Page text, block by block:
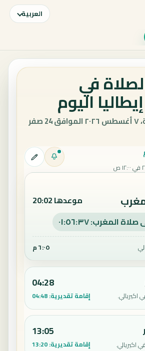
العربية
في
اليوم
تاريخ اليوم: الجمعة، ٧ أغسطس ٢٠٢٦ الموافق 24 صفر
موعدها 20:02
المغرب: ٠١:٥٦:٣٦
٦:٠٥ م
اكيريالي.
04:28
إقامة تقديرية:04:48
اكيريالي.
13:05
إقامة تقديرية:13:20